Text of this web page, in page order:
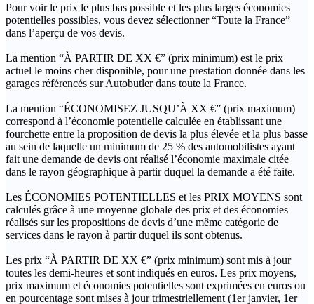
Pour voir le prix le plus bas possible et les plus larges économies
potentielles possibles, vous devez sélectionner “Toute la France”
dans l’aperçu de vos devis.
La mention “À PARTIR DE XX €” (prix minimum) est le prix
actuel le moins cher disponible, pour une prestation donnée dans les
garages référencés sur Autobutler dans toute la France.
La mention “ÉCONOMISEZ JUSQU’À XX €” (prix maximum)
correspond à l’économie potentielle calculée en établissant une
fourchette entre la proposition de devis la plus élevée et la plus basse
au sein de laquelle un minimum de 25 % des automobilistes ayant
fait une demande de devis ont réalisé l’économie maximale citée
dans le rayon géographique à partir duquel la demande a été faite.
Les ÉCONOMIES POTENTIELLES et les PRIX MOYENS sont
calculés grâce à une moyenne globale des prix et des économies
réalisés sur les propositions de devis d’une même catégorie de
services dans le rayon à partir duquel ils sont obtenus.
Les prix “À PARTIR DE XX €” (prix minimum) sont mis à jour
toutes les demi-heures et sont indiqués en euros. Les prix moyens,
prix maximum et économies potentielles sont exprimées en euros ou
en pourcentage sont mises à jour trimestriellement (1er janvier, 1er